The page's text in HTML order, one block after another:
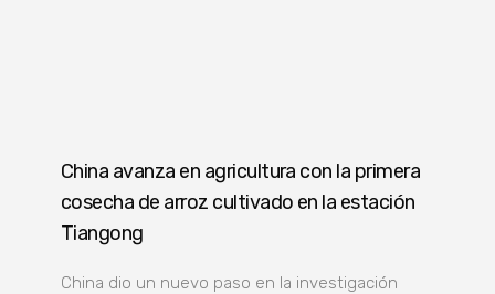
China avanza en agricultura con la primera
cosecha de arroz cultivado en la estación
Tiangong
China dio un nuevo paso en la investigación